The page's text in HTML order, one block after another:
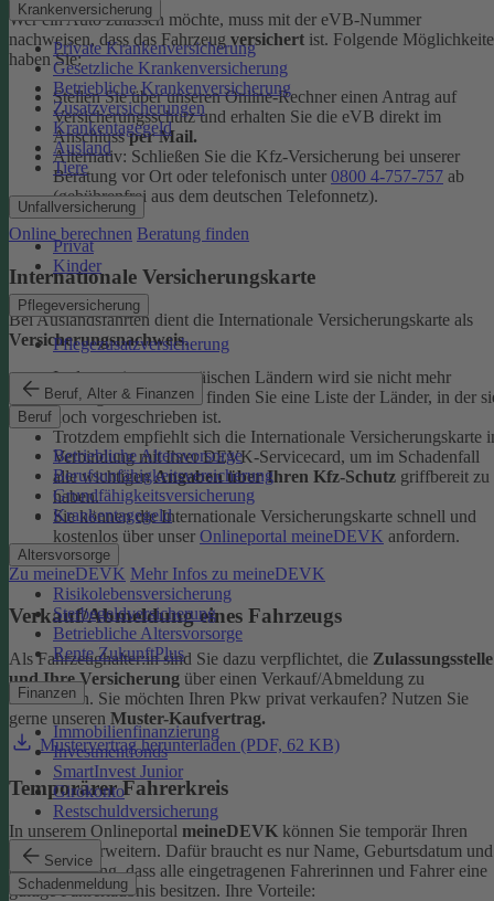
Krankenversicherung
Private Krankenversicherung
Gesetzliche Krankenversicherung
Betriebliche Krankenversicherung
Zusatzversicherungen
Krankentagegeld
Ausland
Tiere
Unfallversicherung
Privat
Kinder
Pflegeversicherung
Pflegezusatzversicherung
Beruf, Alter & Finanzen
Beruf
Betriebliche Altersvorsorge
Berufsunfähigkeitsversicherung
Grundfähigkeitsversicherung
Krankentagegeld
Altersvorsorge
Risikolebensversicherung
Sterbegeldversicherung
Betriebliche Altersvorsorge
Rente ZukunftPlus
Finanzen
Immobilienfinanzierung
Investmentfonds
SmartInvest Junior
Girokonto
Restschuldversicherung
Service
Schadenmeldung
Wer ein Auto zulassen möchte, muss mit der eVB-Nummer
nachweisen, dass das Fahrzeug versichert ist. Folgende
haben Sie:
Stellen Sie über unseren Online-Rechner einen Antrag auf
Versicherungsschutz und erhalten Sie die eVB direkt im
Anschlussper Mail.
Alternativ: Schließen Sie die Kfz-​Versicherung bei unserer
Beratung vor Ort oder telefonisch unter 0800 4-​757-757 ab
(gebührenfrei aus dem deutschen Telefonnetz).
Online berechnen Beratung finden
Internationale Versicherungskarte
Bei Auslandsfahrten dient die Internationale Versicherungskarte als
Versicherungsnachweis.
In den meisten europäischen Ländern wird sie nicht mehr
verlangt. In denFAQ
finden Sie eine Liste der Länder, in der
noch vorgeschrieben ist.
Trotzdem empfiehlt sich die Internationale Versicherungskarte
Verbindung mit Ihrer DEVK-Servicecard, um im Schadenfall
alle wichtigenAngaben über Ihren Kfz-Schutz griffbereit zu
haben.
Sie können die Internationale Versicherungskarte schnell und
kostenlos über unser Onlineportal meineDEVK anfordern.
Zu meineDEVK Mehr Infos zu meineDEVK
Verkauf/Abmeldung eines Fahrzeugs
Als Fahrzeughalter:in sind Sie dazu verpflichtet, die Zulassungsstelle
und Ihre Versicherung über einen Verkauf/Abmeldung zu
informieren. Sie möchten Ihren Pkw privat verkaufen? Nutzen Sie
gerne unseren Muster-Kaufvertrag.
Mustervertrag herunterladen (PDF, 62 KB)
Temporärer Fahrerkreis
In unserem Onlineportal meineDEVK können Sie temporär Ihren
Fahrerkreis erweitern. Dafür braucht es nur Name, Geburtsdatum und
die Bestätigung, dass alle eingetragenen Fahrerinnen und Fahrer eine
gültige Fahrerlaubnis besitzen. Ihre Vorteile: